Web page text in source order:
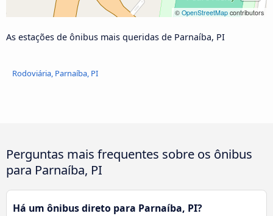
© OpenStreetMap contributors
As estações de ônibus mais queridas de Parnaíba, PI
Rodoviária, Parnaíba, PI
Perguntas mais frequentes sobre os ônibus
para Parnaíba, PI
Há um ônibus direto para Parnaíba, PI?